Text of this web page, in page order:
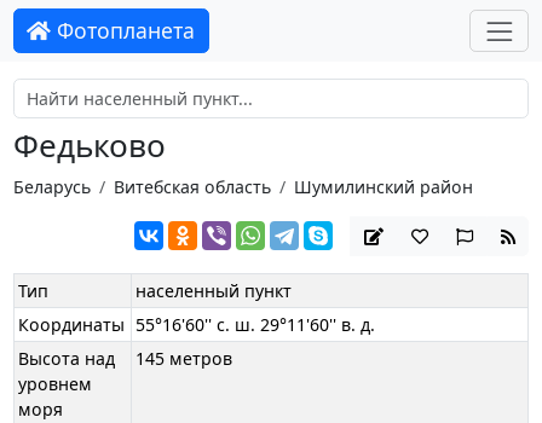
Фотопланета
Федьково
Беларусь Витебская область Шумилинский район
Тип
населенный пункт
Координаты 55°16'60'' с. ш. 29°11'60'' в. д.
Высота над
уровнем
моря
145 метров